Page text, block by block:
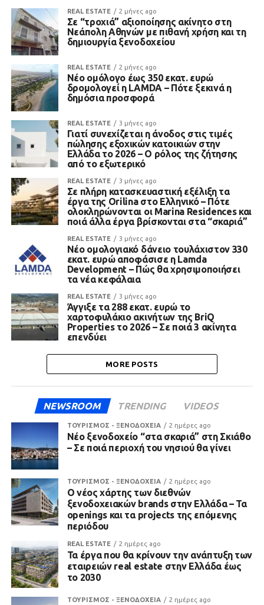
REAL ESTATE 2 μήνες ago
Σε “τροχιά” αξιοποίησης ακίνητο στη
Νεάπολη Αθηνών με πιθανή χρήση και τη
δημιουργία ξενοδοχείου
REAL ESTATE 2 μήνες ago
Νέο ομόλογο έως 350 εκατ. ευρώ
δρομολογεί η LAMDA – Πότε ξεκινά η
δημόσια προσφορά
REAL ESTATE 3 μήνες ago
Γιατί συνεχίζεται η άνοδος στις τιμές
πώλησης εξοχικών κατοικιών στην
Ελλάδα το 2026 – Ο ρόλος της ζήτησης
από το εξωτερικό
REAL ESTATE 3 μήνες ago
Σε πλήρη κατασκευαστική εξέλιξη τα
έργα της Orilina στο Ελληνικό – Πότε
ολοκληρώνονται οι Marina Residences και
ποιά άλλα έργα βρίσκονται στα “σκαριά”
REAL ESTATE 3 μήνες ago
Νέο ομολογιακό δάνειο τουλάχιστον 330
εκατ. ευρώ αποφάσισε η Lamda
Development – Πώς θα χρησιμοποιήσει
τα νέα κεφάλαια
REAL ESTATE 3 μήνες ago
Άγγιξε τα 288 εκατ. ευρώ το
χαρτοφυλάκιο ακινήτων της BriQ
Properties το 2026 – Σε ποιά 3 ακίνητα
επενδύει
MORE POSTS
NEWSROOM TRENDING VIDEOS
ΤΟΥΡΙΣΜΟΣ - ΞΕΝΟΔΟΧΕΙΑ 2 ημέρες ago
Νέο ξενοδοχείο “στα σκαριά” στη Σκιάθο
– Σε ποιά περιοχή του νησιού θα γίνει
ΤΟΥΡΙΣΜΟΣ - ΞΕΝΟΔΟΧΕΙΑ 2 ημέρες ago
Ο νέος χάρτης των διεθνών
ξενοδοχειακών brands στην Ελλάδα – Τα
openings και τα projects της επόμενης
περιόδου
REAL ESTATE 2 ημέρες ago
Τα έργα που θα κρίνουν την ανάπτυξη των
εταιρειών real estate στην Ελλάδα έως
το 2030
ΤΟΥΡΙΣΜΟΣ - ΞΕΝΟΔΟΧΕΙΑ 2 ημέρες ago